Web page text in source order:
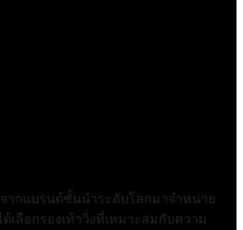
จากแบรนด์ชั้นนำระดับโลกมาจำหน่าย
เลือกรองเท้าวิ่งที่เหมาะสมกับความ